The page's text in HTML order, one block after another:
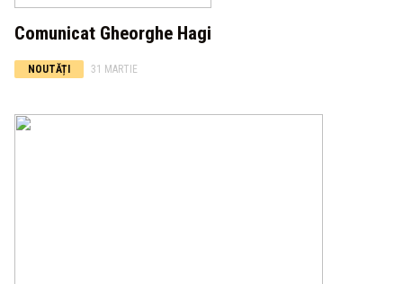
Comunicat Gheorghe Hagi
NOUTĂȚI 31 MARTIE